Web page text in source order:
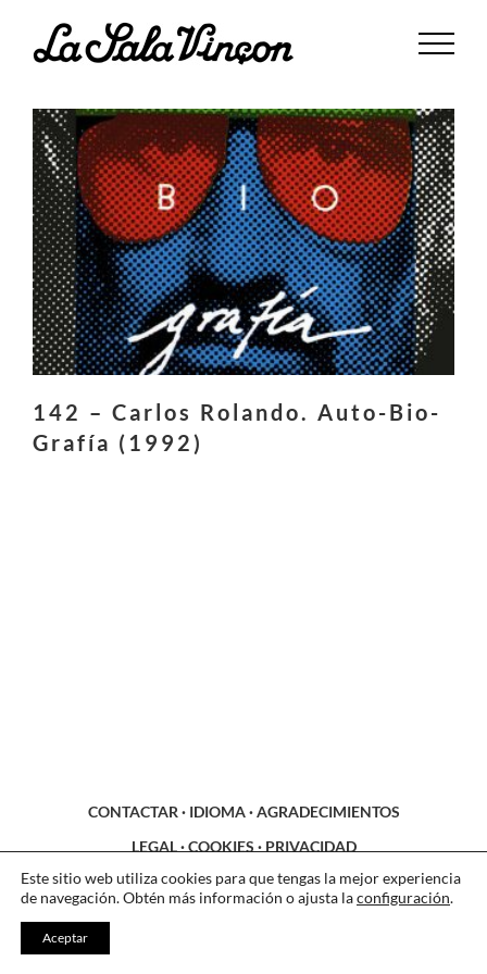
142 – Carlos Rolando. Auto-Bio-
Grafía (1992)
CONTACTAR · IDIOMA·AGRADECIMIENTOS
LEGAL·COOKIES · PRIVACIDAD
Este sitio web utiliza cookies para que tengas la mejor experiencia
de navegación. Obtén más información o ajusta laconfiguración.
Aceptar